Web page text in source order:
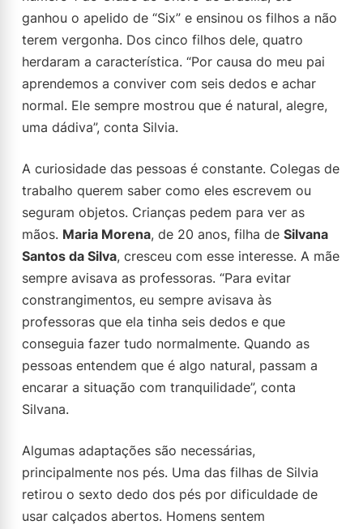
ganhou o apelido de “Six” e ensinou os filhos a não
terem vergonha. Dos cinco filhos dele, quatro
herdaram a característica. “Por causa do meu pai
aprendemos a conviver com seis dedos e achar
normal. Ele sempre mostrou que é natural, alegre,
uma dádiva”, conta Silvia.
A curiosidade das pessoas é constante. Colegas de
trabalho querem saber como eles escrevem ou
seguram objetos. Crianças pedem para ver as
mãos. Maria Morena, de 20 anos, filha de Silvana
Santos da Silva, cresceu com esse interesse. A mãe
sempre avisava as professoras. “Para evitar
constrangimentos, eu sempre avisava às
professoras que ela tinha seis dedos e que
conseguia fazer tudo normalmente. Quando as
pessoas entendem que é algo natural, passam a
encarar a situação com tranquilidade”, conta
Silvana.
Algumas adaptações são necessárias,
principalmente nos pés. Uma das filhas de Silvia
retirou o sexto dedo dos pés por dificuldade de
usar calçados abertos. Homens sentem